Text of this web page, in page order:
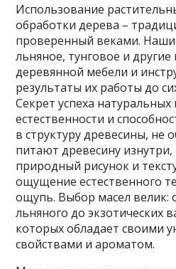
Использование
обработки дерева –
проверенный веками.
льняное, тунговое и
деревянной мебели и
результаты их работы до
Секрет успеха натуральных
естественности и
в структуру древесины, не
питают древесину
природный рисунок и
ощущение естественного
ощупь. Выбор масел велик:
льняного до экзотических
которых обладает своими
свойствами и ароматом.